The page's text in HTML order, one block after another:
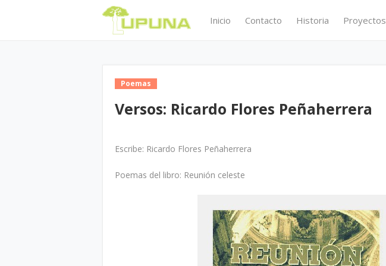
Inicio Contacto Historia Proyectos
Poemas
Versos: Ricardo Flores Peñaherrera
Escribe: Ricardo Flores Peñaherrera
Poemas del libro: Reunión celeste